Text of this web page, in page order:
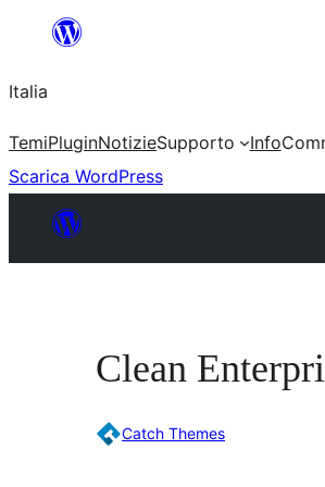
contenuto
Italia
TemiPluginNotizieSupporto Info
Scarica WordPress
Clean
Catch Themes